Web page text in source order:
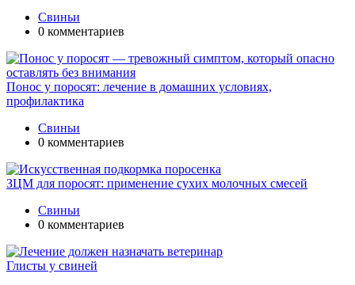
Свиньи
0 комментариев
Понос у поросят: лечение в домашних условиях,
профилактика
Свиньи
0 комментариев
ЗЦМ для поросят: применение сухих молочных смесей
Свиньи
0 комментариев
Глисты у свиней